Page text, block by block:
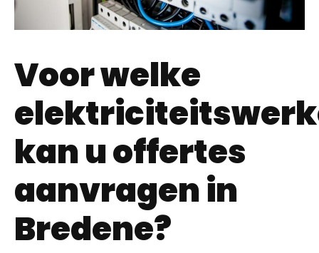
Voor welke
kan u offertes
aanvragen in
Bredene?